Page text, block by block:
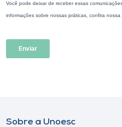
Sobre a Unoesc